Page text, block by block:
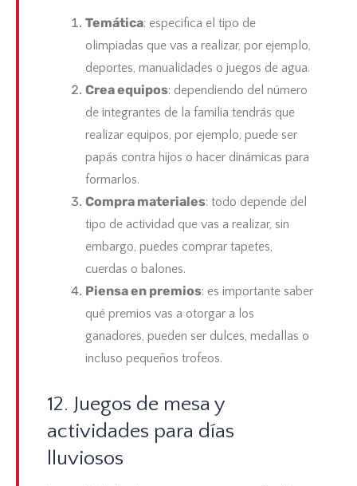
Temática: especifica el tipo de
olimpiadas que vas a realizar, por ejemplo,
deportes, manualidades o juegos de agua.
Crea equipos: dependiendo del número
de integrantes de la familia tendrás que
realizar equipos, por ejemplo, puede ser
papás contra hijos o hacer dinámicas para
formarlos.
Compra materiales: todo depende del
tipo de actividad que vas a realizar, sin
embargo, puedes comprar tapetes,
cuerdas o balones.
Piensa en premios: es importante saber
qué premios vas a otorgar a los
ganadores, pueden ser dulces, medallas o
incluso pequeños trofeos.
12. Juegos de mesa y
actividades para días
lluviosos